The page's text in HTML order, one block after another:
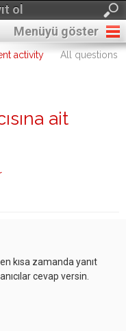
ol
Menüyü göster
activity
All questions
ait
kısa zamanda yanıt
cevap versin.